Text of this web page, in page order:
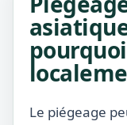
Le piégeage